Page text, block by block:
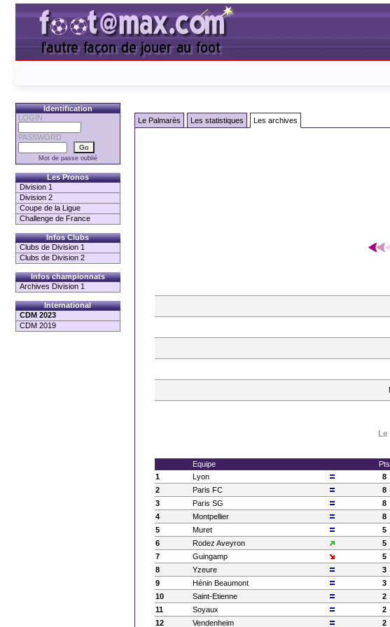
Identification
LOGIN
PASSWORD
Mot de passe oublié
Les Pronos
Division 1
Division 2
Coupe de la Ligue
Challenge de France
Infos Clubs
Clubs de Division 1
Clubs de Division 2
Infos championnats
Archives Division 1
International
CDM 2023
CDM 2019
Le Palmarès Les statistiques Les archives
Equipe Pts
1
Lyon 8
2
Paris FC 8
3
Paris SG 8
4
Montpellier 8
5
Muret 5
6
Rodez Aveyron 5
7
Guingamp 5
8
Yzeure 3
9
Hénin Beaumont 3
10
Saint-Etienne 2
11
Soyaux 2
12
Vendenheim 2